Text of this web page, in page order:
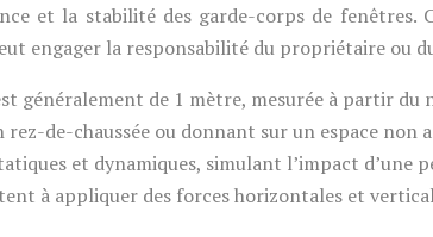
et la stabilité des garde-corps de fenêtres.
engager la responsabilité du propriétaire ou
généralement de 1 mètre, mesurée à partir du
de-chaussée ou donnant sur un espace non
et dynamiques, simulant l’impact d’une
à appliquer des forces horizontales et